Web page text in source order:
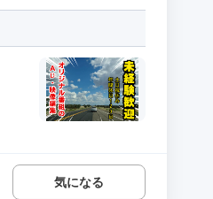
気になる